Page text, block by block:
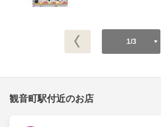
1/3
観音町駅付近のお店